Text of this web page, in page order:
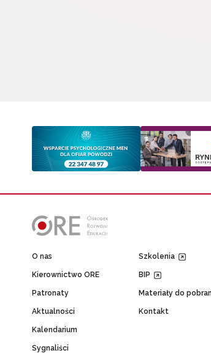
O nas
Kierownictwo ORE
Patronaty
Aktualności
Kalendarium
Sygnaliści
Szkolenia
BIP
Materiały do
Kontakt